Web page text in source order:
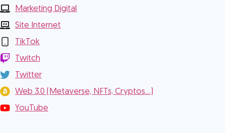
Marketing Digital
Site Internet
TikTok
Twitch
Twitter
Web 3.0 (Metaverse, NFTs, Cryptos...)
YouTube